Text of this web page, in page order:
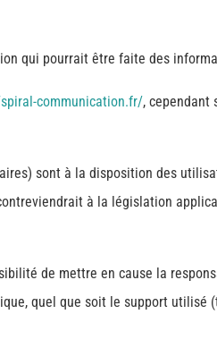
qui pourrait être faite des
communication.fr/, cependant
sont à la disposition des
à la législation
de mettre en cause la
quel que soit le support utilisé